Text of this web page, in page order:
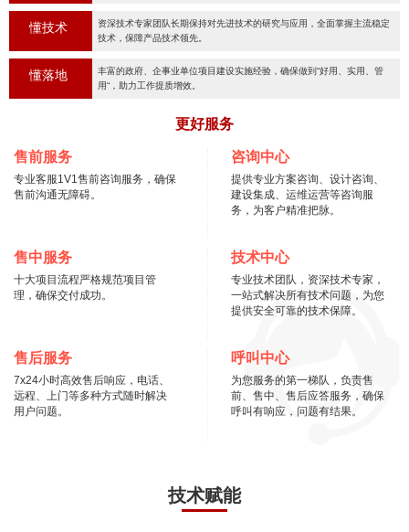
懂技术
资深技术专家团队长期保持对先进技术的研究与应用，全面掌握主流稳定
技术，保障产品技术领先。
懂落地
丰富的政府、企事业单位项目建设实施经验，确保做到“好用、实用、管
用“，助力工作提质增效。
更好服务
售前服务
专业客服1V1售前咨询服务，确保
售前沟通无障碍。
咨询中心
提供专业方案咨询、设计咨询、
建设集成、运维运营等咨询服
务，为客户精准把脉。
售中服务
十大项目流程严格规范项目管
理，确保交付成功。
技术中心
专业技术团队，资深技术专家，
一站式解决所有技术问题，为您
提供安全可靠的技术保障。
售后服务
7x24小时高效售后响应，电话、
远程、上门等多种方式随时解决
用户问题。
呼叫中心
为您服务的第一梯队，负责售
前、售中、售后应答服务，确保
呼叫有响应，问题有结果。
技术赋能